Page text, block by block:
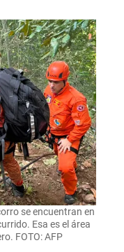
se encuentran en
Esa es el área
FOTO: AFP